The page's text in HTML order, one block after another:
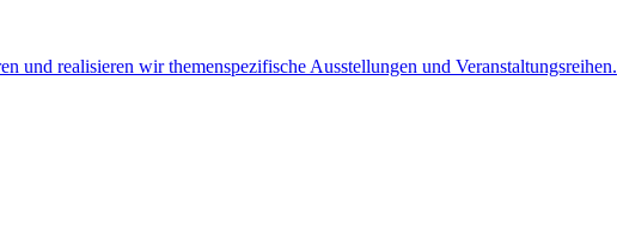
und realisieren wir themenspezifische Ausstellungen und Veranstaltungsreihen.